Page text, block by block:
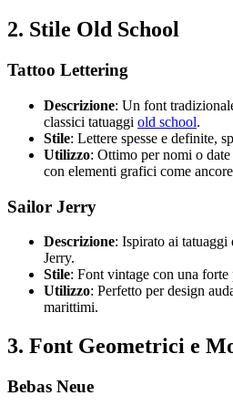
2. Stile Old School
Tattoo Lettering
Descrizione: Un font
classici tatuaggi old school.
Stile: Lettere spesse e definite,
Utilizzo: Ottimo per nomi o
con elementi grafici come
Sailor Jerry
Descrizione: Ispirato ai tatuaggi
Jerry.
Stile: Font vintage con una
Utilizzo: Perfetto per design
marittimi.
3. Font Geometrici e
Bebas Neue